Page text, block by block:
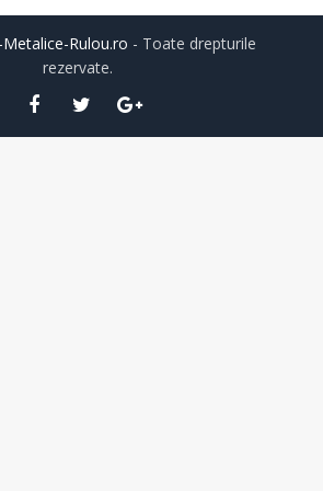
Rulou.ro - Toate drepturile
rezervate.